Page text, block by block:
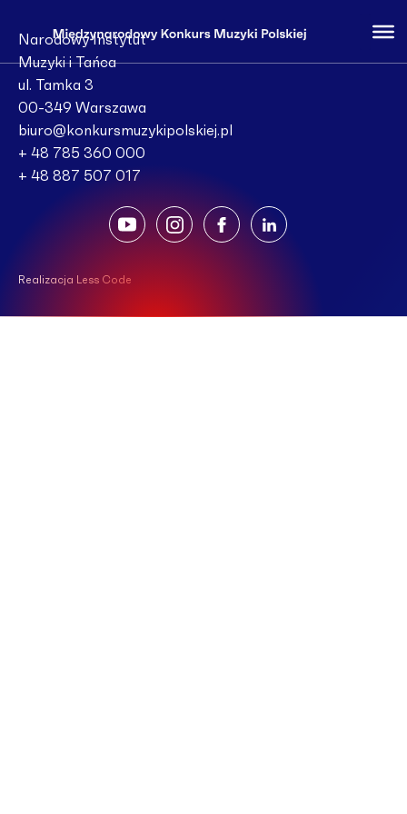
Narodowy Instytut
Muzyki i Tańca
ul. Tamka 3
00-349 Warszawa
biuro@konkursmuzykipolskiej.pl
+ 48 785 360 000
+ 48 887 507 017
Realizacja Less Code